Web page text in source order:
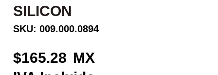
SILICON
SKU: 009.000.0894
165.28